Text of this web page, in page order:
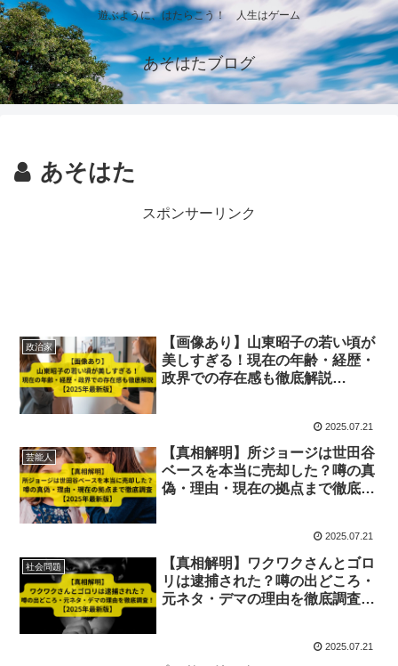
遊ぶように、はたらこう！ 人生はゲーム
あそはたブログ
あそはた
スポンサーリンク
政治家
【画像あり】山東昭子の若い頃が
美しすぎる！現在の年齢・経歴・
政界での存在感も徹底解説
2025.07.21
芸能人
【真相解明】所ジョージは世田谷
ベースを本当に売却した？噂の真
偽・理由・現在の拠点まで徹底調
2025.07.21
社会問題
【真相解明】ワクワクさんとゴロ
リは逮捕された？噂の出どころ・
元ネタ・デマの理由を徹底調査！
2025.07.21